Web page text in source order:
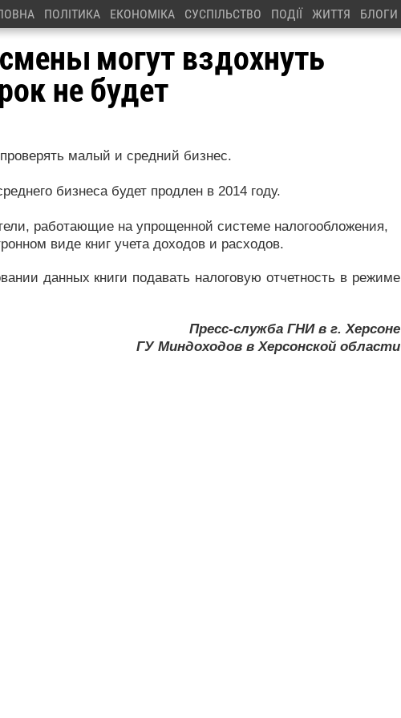
ПОЛІТИКА ЕКОНОМІКА СУСПІЛЬСТВО ПОДІЇ ЖИТТЯ БЛОГИ
могут вздохнуть
не будет
малый и средний бизнес.
бизнеса будет продлен в 2014 году.
работающие на упрощенной системе налогообложения,
виде книг учета доходов и расходов.
данных книги подавать налоговую отчетность в режиме
Пресс-служба ГНИ в г. Херсоне
ГУ Миндоходов в Херсонской области